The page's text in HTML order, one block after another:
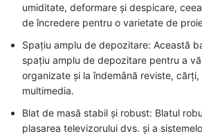
umiditate, deformare și despicare,
de încredere pentru o varietate de
Spațiu amplu de depozitare: Această
spațiu amplu de depozitare pentru a
organizate și la îndemână reviste,
multimedia.
Blat de masă stabil și robust: Blatul
plasarea televizorului dvs. și a